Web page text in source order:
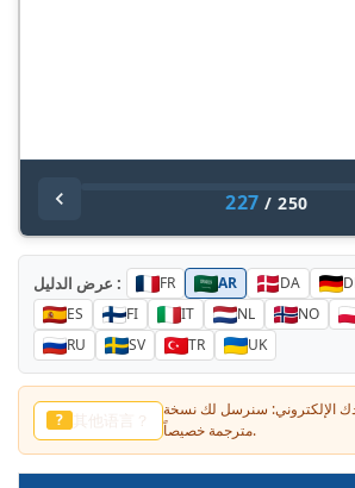
227 /250
عرض الدليل : FR AR DA
ES
FI IT NL NO
RU
SV TR UK
? 다른 언어?
الإلكتروني: سنرسل لك نسخة
مترجمة خصيصاً.